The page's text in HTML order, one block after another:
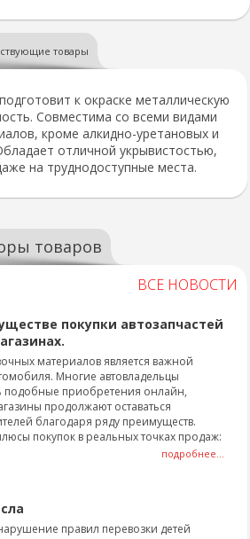
товары
к окраске металлическую
Совместима со всеми видами
кроме алкидно-уретановых и
отличной укрывистостью,
на труднодоступные места.
товаров
ВСЕ НОВОСТИ
покупки автозапчастей
материалов является важной
Многие автовладельцы
подобные приобретения онлайн,
продолжают оставаться
благодаря ряду преимуществ.
покупок в реальных точках продаж:
подробнее...
правил перевозки детей